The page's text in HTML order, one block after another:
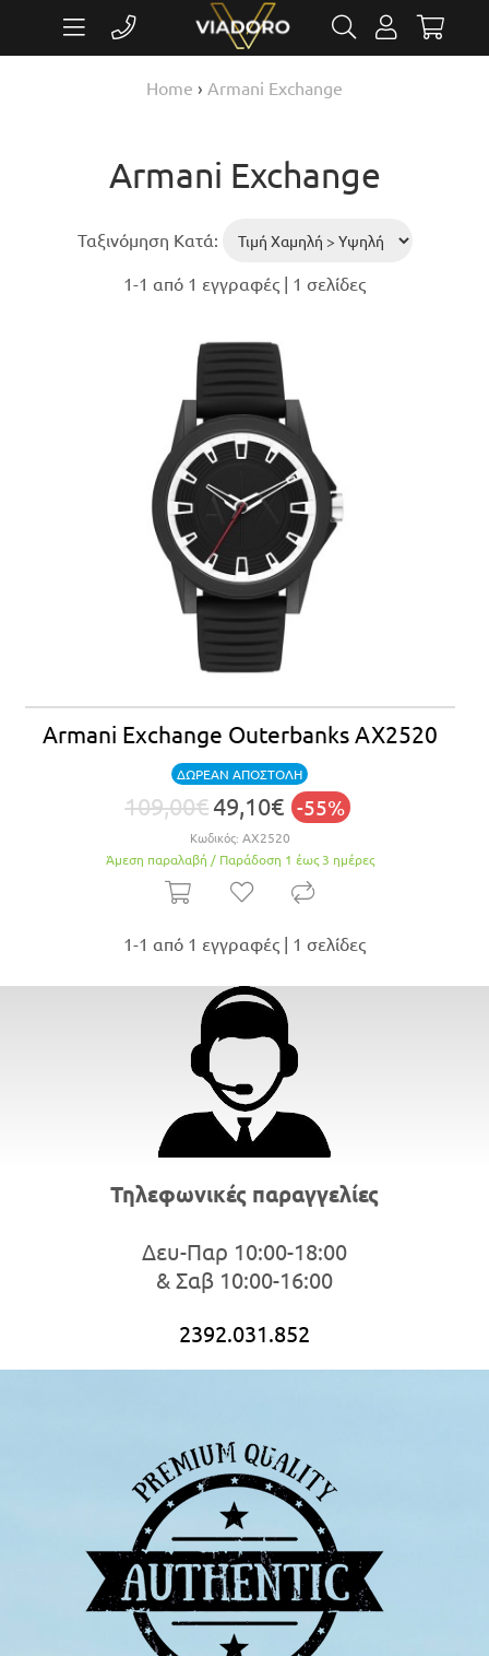
Home › Armani Exchange
Armani Exchange
Ταξινόμηση Κατά:
1-1 από 1 εγγραφές | 1 σελίδες
Armani Exchange Outerbanks AX2520
ΔΩΡΕΑΝ ΑΠΟΣΤΟΛΗ
109,00€49,10€ -55%
Κωδικός: AX2520
Άμεση παραλαβή / Παράδoση 1 έως 3 ημέρες
1-1 από 1 εγγραφές | 1 σελίδες
Τηλεφωνικές παραγγελίες
Δευ-Παρ 10:00-18:00
& Σαβ 10:00-16:00
2392.031.852